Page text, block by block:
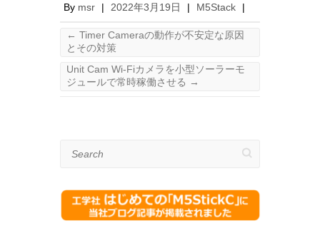
By msr | 2022年3月19日 | M5Stack |
← Timer Cameraの動作が不安定な原因
とその対策
Unit Cam Wi-Fiカメラを小型ソーラーモ
ジュールで常時稼働させる →